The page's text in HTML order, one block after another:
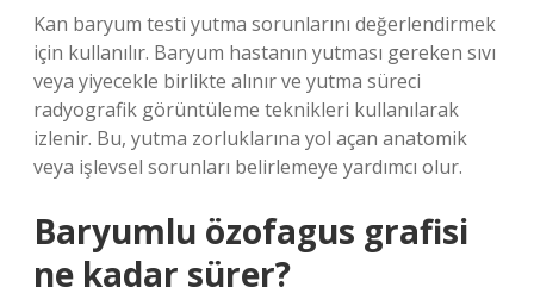
Kan baryum testi yutma sorunlarını değerlendirmek
için kullanılır. Baryum hastanın yutması gereken sıvı
veya yiyecekle birlikte alınır ve yutma süreci
radyografik görüntüleme teknikleri kullanılarak
izlenir. Bu, yutma zorluklarına yol açan anatomik
veya işlevsel sorunları belirlemeye yardımcı olur.
Baryumlu özofagus grafisi
ne kadar sürer?